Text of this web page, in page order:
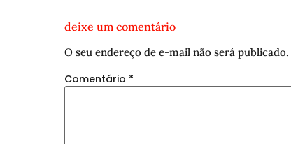
deixe um comentário
O seu endereço de e-mail não será publicado.
Comentário *